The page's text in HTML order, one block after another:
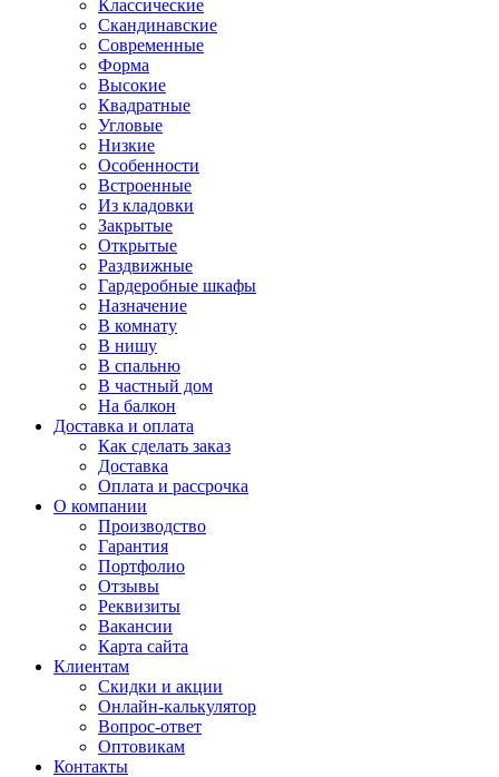
Классические
Скандинавские
Современные
Форма
Высокие
Квадратные
Угловые
Низкие
Особенности
Встроенные
Из кладовки
Закрытые
Открытые
Раздвижные
Гардеробные шкафы
Назначение
В комнату
В нишу
В спальню
В частный дом
На балкон
Доставка и оплата
Как сделать заказ
Доставка
Оплата и рассрочка
О компании
Производство
Гарантия
Портфолио
Отзывы
Реквизиты
Вакансии
Карта сайта
Клиентам
Скидки и акции
Онлайн-калькулятор
Вопрос-ответ
Оптовикам
Контакты